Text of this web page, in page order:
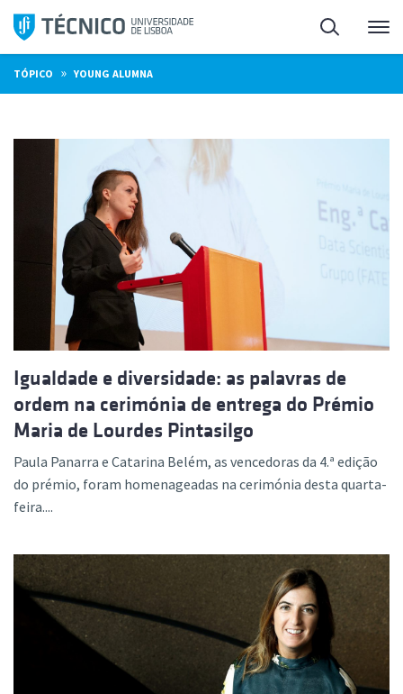
Saltar
para
o
conteúdo
Pesquisa
TÓPICO » YOUNG ALUMNA
Igualdade e diversidade: as palavras de
ordem na cerimónia de entrega do Prémio
Maria de Lourdes Pintasilgo
Paula Panarra e Catarina Belém, as vencedoras da 4.ª edição
do prémio, foram homenageadas na cerimónia desta quarta-
feira....